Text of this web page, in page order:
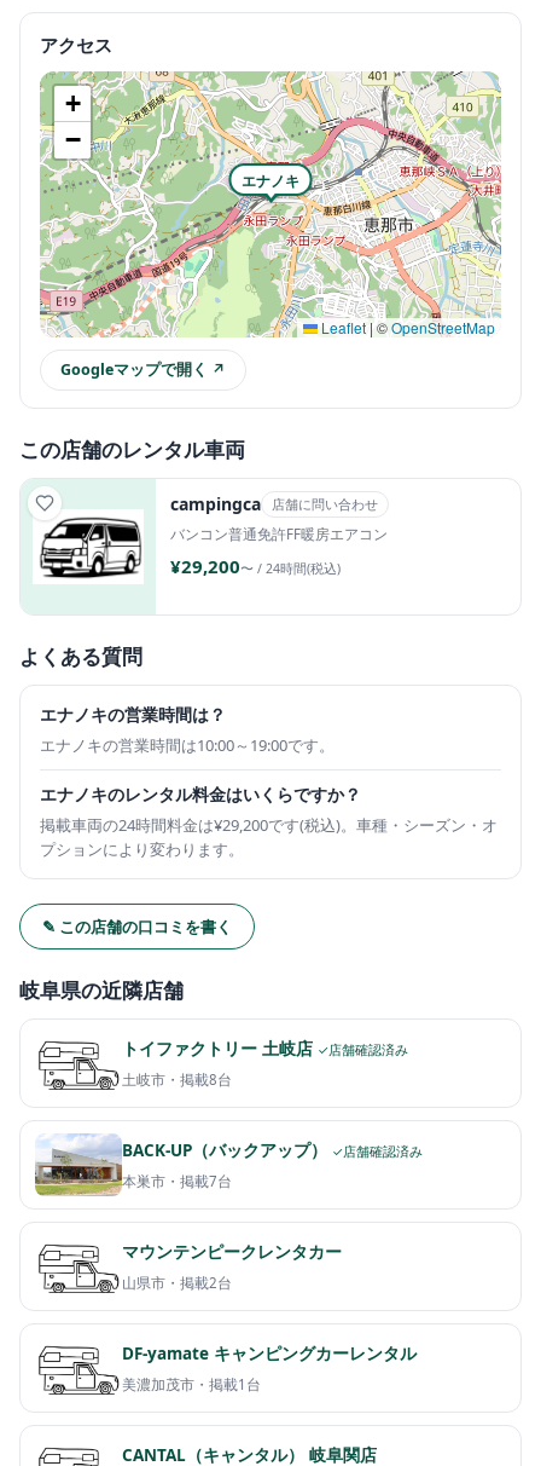
アクセス
エナノキ
+
−
Leaflet | ©OpenStreetMap
Googleマップで開く ↗
この店舗のレンタル車両
campingca 店舗に問い合わせ
バンコン普通免許FF暖房エアコン
¥29,200〜 / 24時間(税込)
よくある質問
エナノキの営業時間は？
エナノキの営業時間は10:00～19:00です。
エナノキのレンタル料金はいくらですか？
掲載車両の24時間料金は¥29,200です(税込)。車種・シーズン・オ
プションにより変わります。
✎ この店舗の口コミを書く
岐阜県の近隣店舗
トイファクトリー 土岐店 ✓店舗確認済み
土岐市・ 掲載8台
BACK-UP（バックアップ） ✓店舗確認済み
本巣市・ 掲載7台
マウンテンピークレンタカー
山県市・ 掲載2台
DF-yamate キャンピングカーレンタル
美濃加茂市・ 掲載1台
CANTAL（キャンタル） 岐阜関店